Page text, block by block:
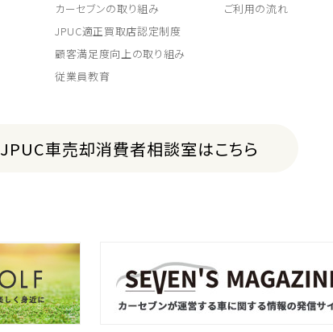
カーセブンの取り組み
JPUC適正買取店認定制度
顧客満足度向上の取り組み
従業員教育
ご利用の流れ
JPUC車売却消費者相談室はこちら